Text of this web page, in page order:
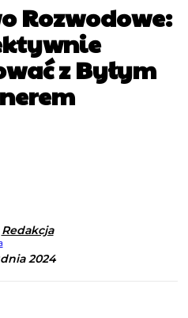
Rozwodowe:
z Byłym
Redakcja
2024